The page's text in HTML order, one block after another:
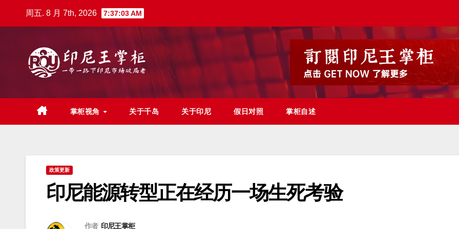
周五. 8 月 7th, 2026 7:37:04 AM
掌柜视角 关于千岛 关于印尼 假日对照 掌柜自述
政策更新
印尼能源转型正在经历一场生死考验
作者 印尼王掌柜